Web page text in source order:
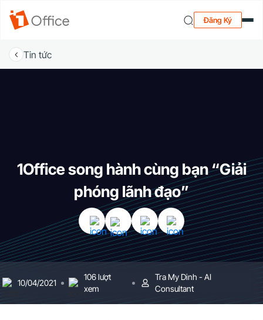
Đăng Ký
Tin tức
1Office song hành cùng bạn “Giải
phóng lãnh đạo”
10/04/2021
106 lượt
xem
Tra My Dinh - AI
Consultant